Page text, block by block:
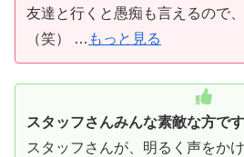
友達と行くと愚痴も言えるので
（笑） … もっと見る
スタッフさんみんな素敵な方です
スタッフさんが、明るく声をか